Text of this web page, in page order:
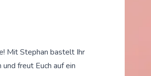
Mit Stephan bastelt Ihr
freut Euch auf ein